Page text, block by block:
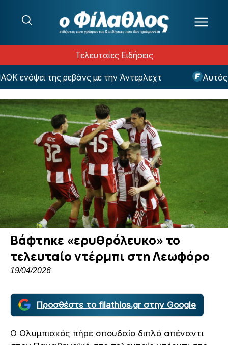
Τελευταίες Ειδήσεις
της ρεβάνς με την Άντερλεχτ Αυτός
Βάφτηκε «ερυθρόλευκο» το
τελευταίο ντέρμπι στη Λεωφόρο
19/04/2026
Προσθέστε το filathlos.gr στην Google
Ο Ολυμπιακός πήρε σπουδαίο διπλό απέναντι